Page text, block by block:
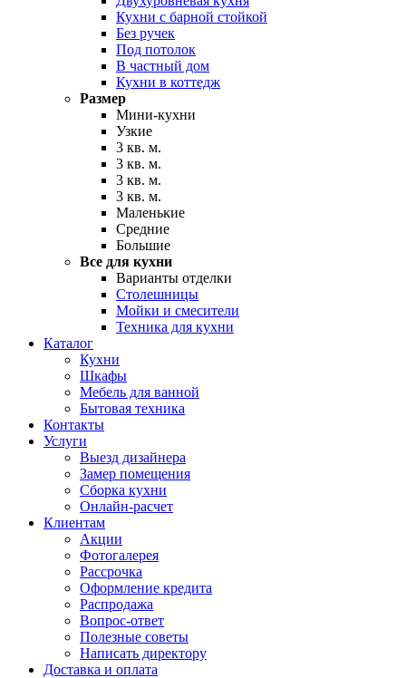
Кухни с барной стойкой
Без ручек
Под потолок
В частный дом
Кухни в коттедж
Размер
Мини-кухни
Узкие
3 кв. м.
3 кв. м.
3 кв. м.
3 кв. м.
Маленькие
Средние
Большие
Все для кухни
Варианты отделки
Столешницы
Мойки и смесители
Техника для кухни
Каталог
Кухни
Шкафы
Мебель для ванной
Бытовая техника
Контакты
Услуги
Выезд дизайнера
Замер помещения
Сборка кухни
Онлайн-расчет
Клиентам
Акции
Фотогалерея
Рассрочка
Оформление кредита
Распродажа
Вопрос-ответ
Полезные советы
Написать директору
Доставка и оплата